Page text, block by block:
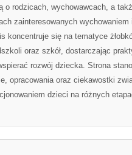
o rodzicach, wychowawcach, a
zainteresowanych wychowaniem
koncentruje się na tematyce
oraz szkół, dostarczając
rozwój dziecka. Strona
opracowania oraz ciekawostki
dzieci na różnych